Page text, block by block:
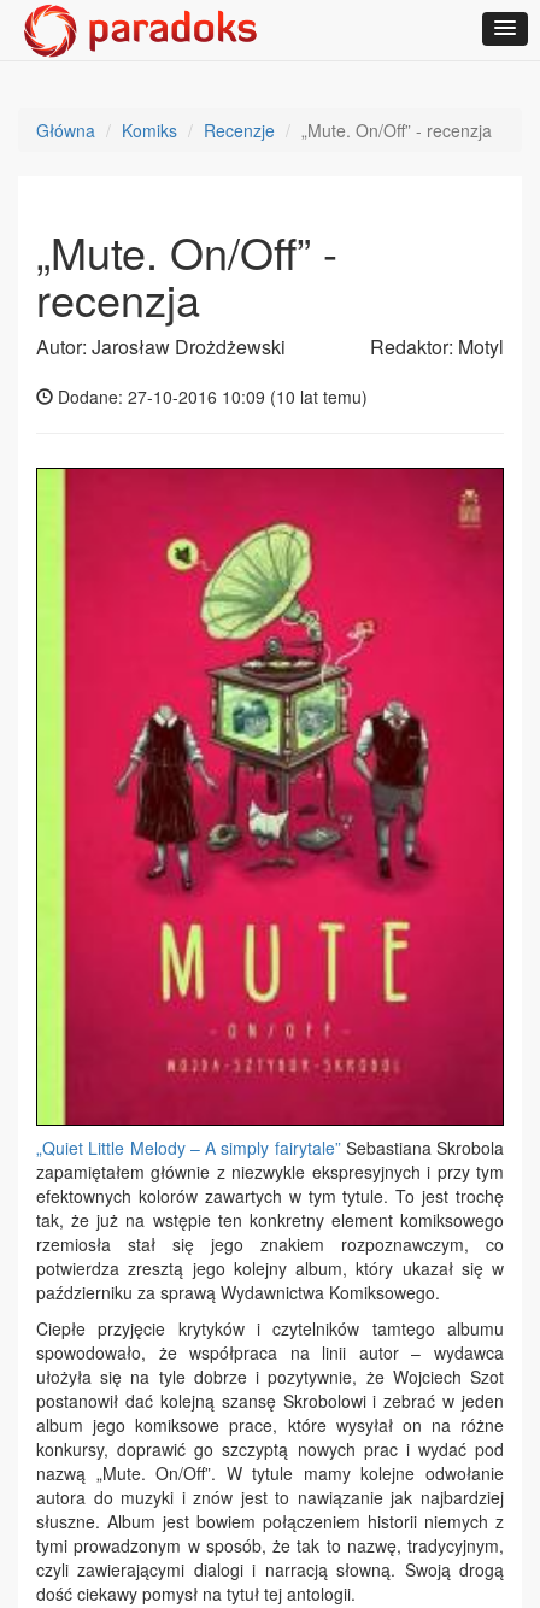
Główna Komiks Recenzje „Mute. On/Off” - recenzja
„Mute. On/Off” -
recenzja
Autor: Jarosław Drożdżewski Redaktor: Motyl
Dodane: 27-10-2016 10:09 (10 lat temu)
„Quiet Little Melody – A simply fairytale”Sebastiana Skrobola
zapamiętałem głównie z niezwykle ekspresyjnych i przy tym
efektownych kolorów zawartych w tym tytule. To jest trochę
tak, że już na wstępie ten konkretny element komiksowego
rzemiosła stał się jego znakiem rozpoznawczym, co
potwierdza zresztą jego kolejny album, który ukazał się w
październiku za sprawą Wydawnictwa Komiksowego.
Ciepłe przyjęcie krytyków i czytelników tamtego albumu
spowodowało, że współpraca na linii autor – wydawca
ułożyła się na tyle dobrze i pozytywnie, że Wojciech Szot
postanowił dać kolejną szansę Skrobolowi i zebrać w jeden
album jego komiksowe prace, które wysyłał on na różne
konkursy, doprawić go szczyptą nowych prac i wydać pod
nazwą „Mute. On/Off”. W tytule mamy kolejne odwołanie
autora do muzyki i znów jest to nawiązanie jak najbardziej
słuszne. Album jest bowiem połączeniem historii niemych z
tymi prowadzonym w sposób, że tak to nazwę, tradycyjnym,
czyli zawierającymi dialogi i narracją słowną. Swoją drogą
dość ciekawy pomysł na tytuł tej antologii.